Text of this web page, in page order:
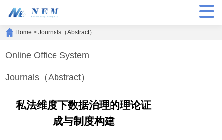
Home >Journals（Abstract）
Online Office System
Journals（Abstract）
私法维度下数据治理的理论证
成与制度构建